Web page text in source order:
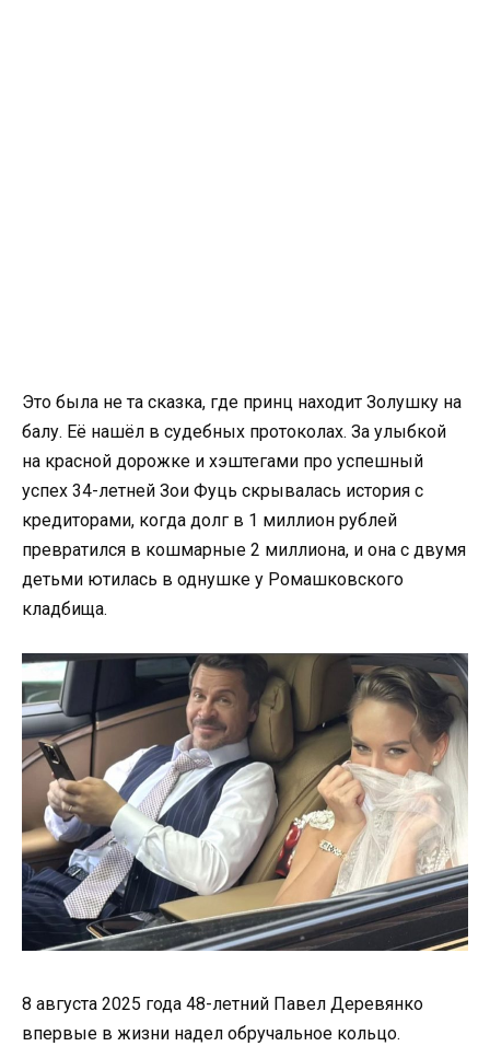
Это была не та сказка, где принц находит Золушку на
балу. Её нашёл в судебных протоколах. За улыбкой
на красной дорожке и хэштегами про успешный
успех 34-летней Зои Фуць скрывалась история с
кредиторами, когда долг в 1 миллион рублей
превратился в кошмарные 2 миллиона, и она с двумя
детьми ютилась в однушке у Ромашковского
кладбища.
8 августа 2025 года 48-летний Павел Деревянко
впервые в жизни надел обручальное кольцо.